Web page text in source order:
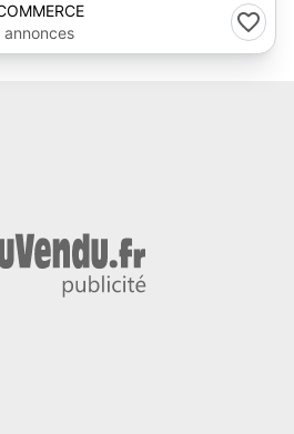
annonces